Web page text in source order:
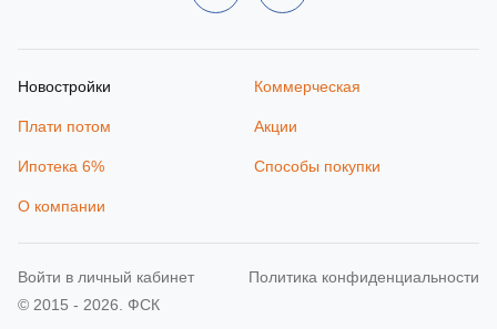
Новостройки Коммерческая
Плати потом Акции
Ипотека 6% Способы покупки
О компании
© 2015 - 2026. ФСК
Политика конфиденциальности
Войти в личный кабинет